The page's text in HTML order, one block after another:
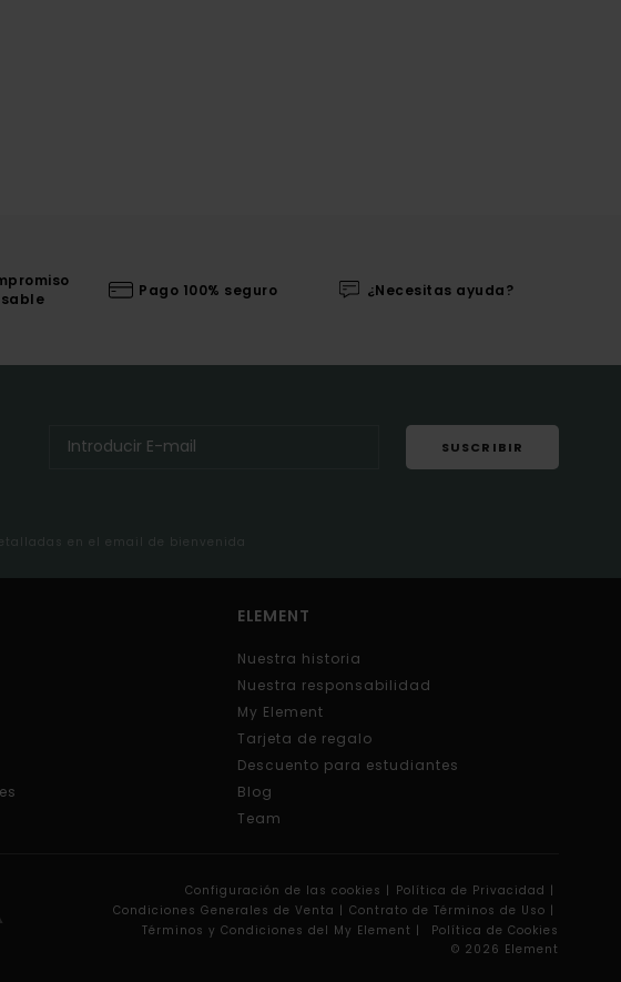
Pago 100% seguro ¿Necesitas ayuda?
SUSCRIBIR
en el email de bienvenida
ELEMENT
Nuestra historia
Nuestra responsabilidad
My Element
Tarjeta de regalo
Descuento para estudiantes
Blog
Team
Configuración de las cookies | Política de Privacidad |
Condiciones Generales de Venta | Contrato de Términos de Uso |
Términos y Condiciones del My Element |
Política de Cookies
© 2026 Element